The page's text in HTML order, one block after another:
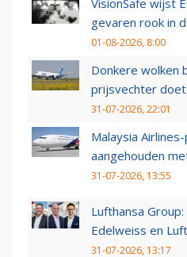
VisionSafe wijst
gevaren rook in
01-08-2026, 8:00
Donkere wolken
prijsvechter
31-07-2026, 22:01
Malaysia
aangehouden
31-07-2026, 13:55
Lufthansa
Edelweiss en
31-07-2026, 13:17